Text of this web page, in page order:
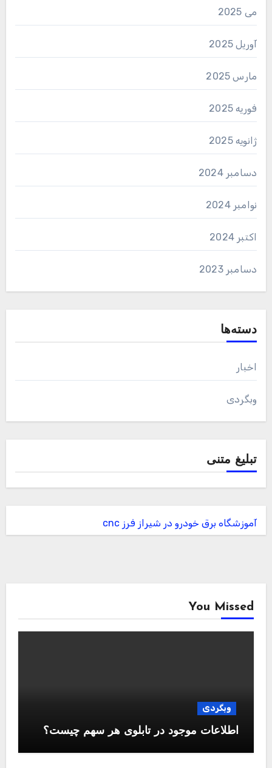
می 2025
آوریل 2025
مارس 2025
فوریه 2025
ژانویه 2025
دسامبر 2024
نوامبر 2024
اکتبر 2024
دسامبر 2023
دسته‌ها
اخبار
وبگردی
تبلیغ متنی
آموزشگاه برق خودرو در شیراز فرز cnc
You Missed
وبگردی
اطلاعات موجود در تابلوی هر سهم چیست؟